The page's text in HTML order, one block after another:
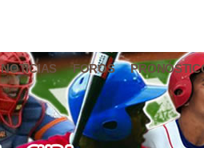
NOTICIAS FOROS